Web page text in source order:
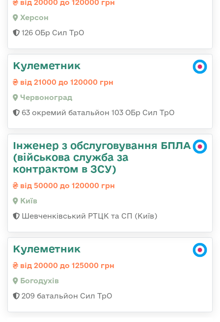
від 20000 до 120000 грн
Херсон
126 ОБр Сил ТрО
Кулеметник
від 21000 до 120000 грн
Червоноград
63 окремий батальйон 103 ОБр Сил ТрО
Інженер з обслуговування БПЛА
(військова служба за
контрактом в ЗСУ)
від 50000 до 120000 грн
Київ
Шевченківський РТЦК та СП (Київ)
Кулеметник
від 20000 до 125000 грн
Богодухів
209 батальйон Сил ТрО